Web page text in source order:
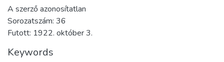
A szerző azonosítatlan
Sorozatszám: 36
Futott: 1922. október 3.
Keywords